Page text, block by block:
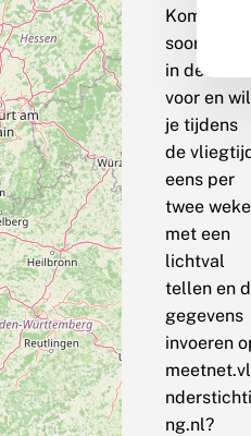
Komt de
soort bij jou
in de buurt
voor en wil
je tijdens
de
eens per
twee
met een
lichtval
tellen en
gegevens
invoeren
nderstichti
ng.nl?